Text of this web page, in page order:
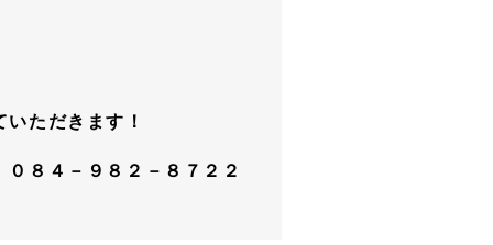
ただきます！
８４－９８２－８７２２